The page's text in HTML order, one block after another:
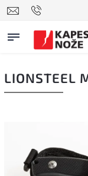
LIONSTEEL